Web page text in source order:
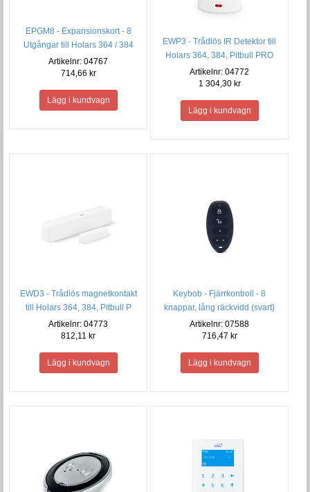
EPGM8 - Expansionskort - 8
Utgångar till Holars 364 / 384
Artikelnr: 04767
714,66 kr
EWP3 - Trådlös IR Detektor till
Holars 364, 384, Pitbull PRO
Artikelnr: 04772
1 304,30 kr
EWD3 - Trådlös magnetkontakt
till Holars 364, 384, Pitbull P
Artikelnr: 04773
812,11 kr
Keybob - Fjärrkontroll - 8
knappar, lång räckvidd (svart)
Artikelnr: 07588
716,47 kr